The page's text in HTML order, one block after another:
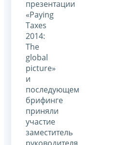
презентации
«Paying
Taxes
2014:
The
global
picture»
и
последующем
брифинге
приняли
участие
заместитель
руководителя